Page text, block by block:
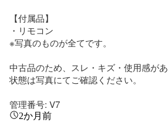
【付属品】
・リモコン
※写真のものが全てです。
中古品のため、スレ・キズ・使用感があ
状態は写真にてご確認ください。
管理番号: V7
2か月前